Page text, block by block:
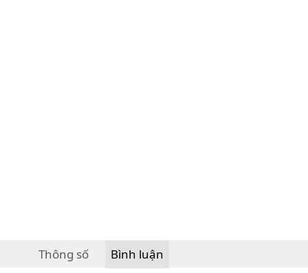
Thông số Bình luận